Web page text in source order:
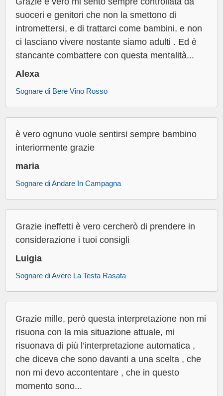
suoceri e genitori che non la smettono di
intromettersi, e di trattarci come bambini, e non
ci lasciano vivere nostante siamo adulti . Ed è
stancante combattere con questa mentalità...
Alexa
Sognare di Bere Vino Rosso
è vero ognuno vuole sentirsi sempre bambino
interiormente grazie
maria
Sognare di Andare In Campagna
Grazie ineffetti è vero cercherò di prendere in
considerazione i tuoi consigli
Luigia
Sognare di Avere La Testa Rasata
Grazie mille, però questa interpretazione non mi
risuona con la mia situazione attuale, mi
risuonava di più l’interpretazione automatica ,
che diceva che sono davanti a una scelta , che
non mi devo accontentare , che in questo
momento sono...